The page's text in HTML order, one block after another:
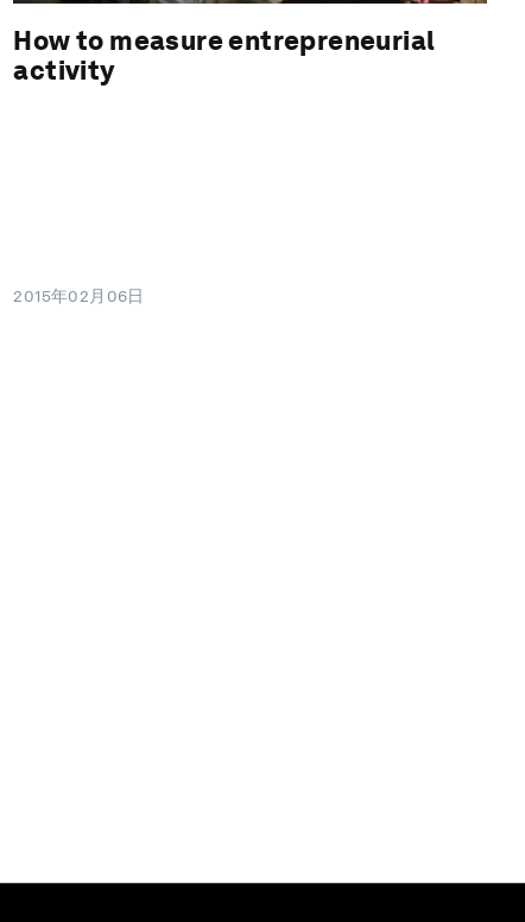
How to measure entrepreneurial
activity
2015年02月06日